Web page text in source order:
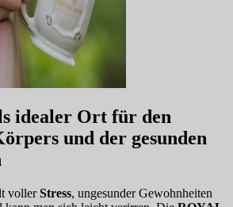
idealer Ort für den
und der gesunden
vollerStress, ungesunder Gewohnheiten